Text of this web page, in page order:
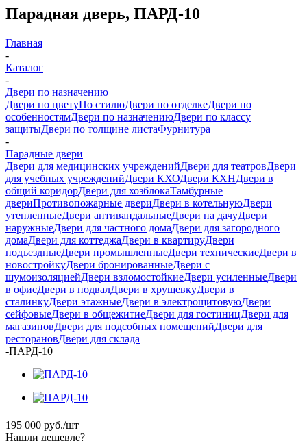
Парадная дверь, ПАРД-10
Главная
-
Каталог
-
Двери по назначению
Двери по цветуПо стилюДвери по отделкеДвери по
особенностямДвери по назначениюДвери по классу
защитыДвери по толщине листаФурнитура
-
Парадные двери
Двери для медицинских учрежденийДвери для театровДвери
для учебных учрежденийДвери КХОДвери КХНДвери в
общий коридорДвери для хозблокаТамбурные
двериПротивопожарные двериДвери в котельнуюДвери
утепленныеДвери антивандальныеДвери на дачуДвери
наружныеДвери для частного домаДвери для загородного
домаДвери для коттеджаДвери в квартируДвери
подъездныеДвери промышленныеДвери техническиеДвери в
новостройкуДвери бронированныеДвери с
шумоизоляциейДвери взломостойкиеДвери усиленныеДвери
в офисДвери в подвалДвери в хрущевкуДвери в
сталинкуДвери этажныеДвери в электрощитовуюДвери
сейфовыеДвери в общежитиеДвери для гостиницДвери для
магазиновДвери для подсобных помещенийДвери для
ресторановДвери для склада
-ПАРД-10
195 000 руб./шт
Нашли дешевле?